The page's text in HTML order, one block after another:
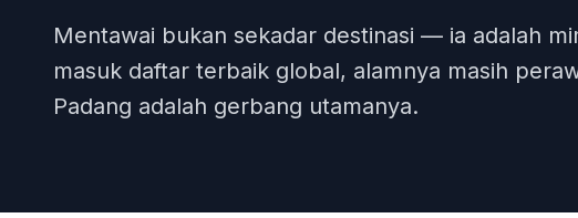
Mentawai bukan sekadar destinasi — ia adalah
masuk daftar terbaik global, alamnya masih
Padang adalah gerbang utamanya.